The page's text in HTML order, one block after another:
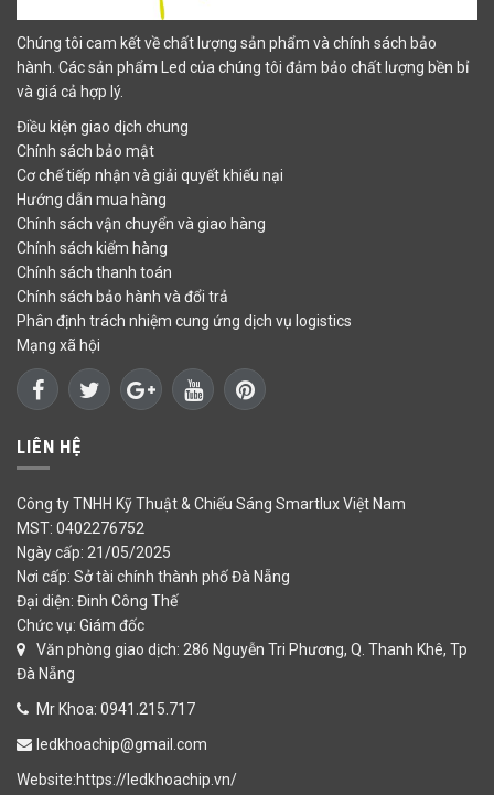
Chúng tôi cam kết về chất lượng sản phẩm và chính sách bảo
hành. Các sản phẩm Led của chúng tôi đảm bảo chất lượng bền bỉ
và giá cả hợp lý.
Điều kiện giao dịch chung
Chính sách bảo mật
Cơ chế tiếp nhận và giải quyết khiếu nại
Hướng dẫn mua hàng
Chính sách vận chuyển và giao hàng
Chính sách kiểm hàng
Chính sách thanh toán
Chính sách bảo hành và đổi trả
Phân định trách nhiệm cung ứng dịch vụ logistics
Mạng xã hội
LIÊN HỆ
Công ty TNHH Kỹ Thuật & Chiếu Sáng Smartlux Việt Nam
MST: 0402276752
Ngày cấp: 21/05/2025
Nơi cấp: Sở tài chính thành phố Đà Nẵng
Đại diện: Đinh Công Thế
Chức vụ: Giám đốc
Văn phòng giao dịch: 286 Nguyễn Tri Phương, Q. Thanh Khê, Tp
Đà Nẵng
Mr Khoa: 0941.215.717
ledkhoachip@gmail.com
Website:https://ledkhoachip.vn/